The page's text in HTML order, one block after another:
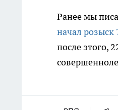
Ранее мы
начал розыск
после этого,